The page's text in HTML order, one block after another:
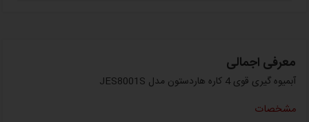
معرفی اجمالی
آبمیوه گیری قوی 4 کاره هاردستون مدل JES8001S
مشخصات